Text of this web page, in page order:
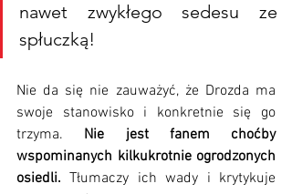
nawet zwykłego sedesu ze
spłuczką!
Nie da się nie zauważyć, że Drozda ma
swoje stanowisko i konkretnie się go
trzyma. Nie jest fanem choćby
wspominanych kilkukrotnie ogrodzonych
osiedli. Tłumaczy ich wady i krytykuje